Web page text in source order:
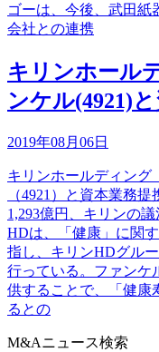
ゴーは、今後、武田紙
会社との連携
キリンホール
ンケル(4921)
2019年08月06日
キリンホールディング
（4921）と資本業務
1,293億円、キリンの
HDは、「健康」に関
指し、キリンHDグル
行っている。ファンケ
供することで、「健康
るとの
M&Aニュース検索